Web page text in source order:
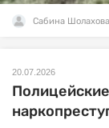
Сабина Шолахова
20.07.2026